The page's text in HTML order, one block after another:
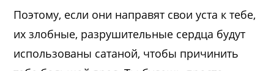
Поэтому, если они направят свои уста к тебе,
их злобные, разрушительные сердца будут
использованы сатаной, чтобы причинить